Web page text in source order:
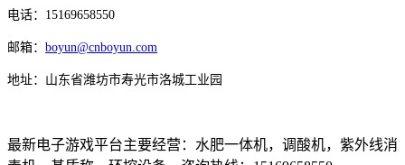
电话：15169658550
邮箱： boyun@cnboyun.com
地址：山东省潍坊市寿光市洛城工业园
最新电子游戏平台主要经营：水肥一体机，调酸机，紫外线消